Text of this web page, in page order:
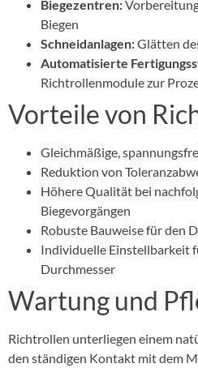
Biegezentren:
Biegen
Schneidanlagen:Glätten
Automatisierte
Richtrollenmodule zur
Vorteile von
Gleichmäßige,
Reduktion von
Höhere Qualität bei
Biegevorgängen
Robuste Bauweise für den
Individuelle Einstellbarkeit
Durchmesser
Wartung und
Richtrollen unterliegen einem
den ständigen Kontakt mit dem